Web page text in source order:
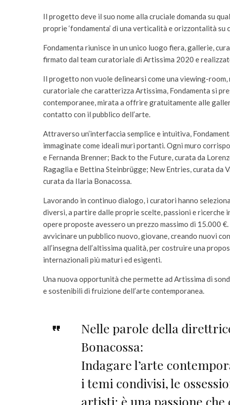
Il progetto deve il suo nome alla cruciale domanda su
proprie ‘fondamenta’ di una verticalità e orizzontalità
Fondamenta riunisce in un unico luogo fiera, gallerie,
firmato dal team curatoriale di Artissima 2020 e
Il progetto non vuole delinearsi come una viewing-
curatoriale che caratterizza Artissima, Fondamenta si
contemporanee, mirata a offrire gratuitamente alle
contatto con il pubblico dell’arte.
Attraverso un’interfaccia semplice e intuitiva,
immaginate come ideali muri portanti. Ogni muro
e Fernanda Brenner; Back to the Future, curata da
Ragaglia e Bettina Steinbrügge; New Entries, curata da
curata da Ilaria Bonacossa.
Lavorando in continuo dialogo, i curatori hanno
diversi, a partire dalle proprie scelte, passioni e ricerche
opere proposte avessero un prezzo massimo di 15.000
avvicinare un pubblico nuovo, giovane, creando nuovi
all’insegna dell’altissima qualità, per costruire una
internazionali più maturi ed esigenti.
Una nuova opportunità che permette ad Artissima di
e sostenibili di fruizione dell’arte contemporanea.
Nelle parole della
Bonacossa:
Indagare l’arte
i temi condivisi, le
artisti: è una passione